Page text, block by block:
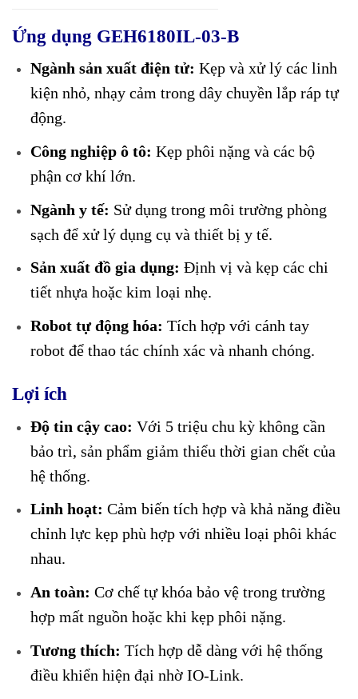
Ứng dụng GEH6180IL-03-B
Ngành sản xuất điện tử: Kẹp và xử lý các linh
kiện nhỏ, nhạy cảm trong dây chuyền lắp ráp tự
động.
Công nghiệp ô tô: Kẹp phôi nặng và các bộ
phận cơ khí lớn.
Ngành y tế: Sử dụng trong môi trường phòng
sạch để xử lý dụng cụ và thiết bị y tế.
Sản xuất đồ gia dụng: Định vị và kẹp các chi
tiết nhựa hoặc kim loại nhẹ.
Robot tự động hóa: Tích hợp với cánh tay
robot để thao tác chính xác và nhanh chóng.
Lợi ích
Độ tin cậy cao: Với 5 triệu chu kỳ không cần
bảo trì, sản phẩm giảm thiểu thời gian chết của
hệ thống.
Linh hoạt: Cảm biến tích hợp và khả năng điều
chỉnh lực kẹp phù hợp với nhiều loại phôi khác
nhau.
An toàn: Cơ chế tự khóa bảo vệ trong trường
hợp mất nguồn hoặc khi kẹp phôi nặng.
Tương thích: Tích hợp dễ dàng với hệ thống
điều khiển hiện đại nhờ IO-Link.